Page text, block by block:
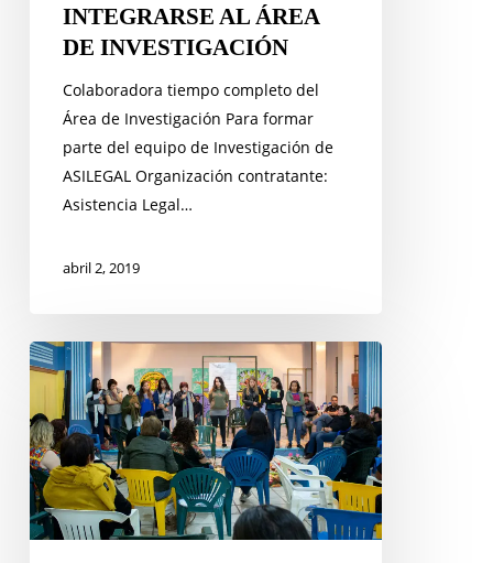
INTEGRARSE AL ÁREA
DE INVESTIGACIÓN
Colaboradora tiempo completo del
Área de Investigación Para formar
parte del equipo de Investigación de
ASILEGAL Organización contratante:
Asistencia Legal…
abril 2, 2019
Red
rechaza
violencia
machista
denunciada
por